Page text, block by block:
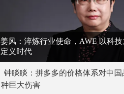
姜风：淬炼行业使命，AWE 以科技
定义时代
钟睒睒：拼多多的价格体系对中
种巨大伤害